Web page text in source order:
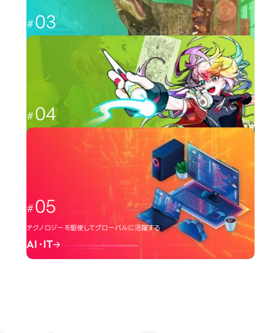
03
CGと映像を駆使して、人々を魅了する
04
日本のクリエーター文化を広める
イラスト・アニメ
05
テクノロジーを駆使してグローバルに活躍する
AI・IT